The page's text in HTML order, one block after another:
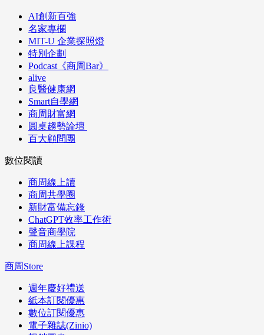
AI創新百強
名家專欄
MIT-U 企業探照燈
特別企劃
Podcast《商周Bar》
alive
良醫健康網
Smart自學網
商周財富網
圓桌趨勢論壇
百大顧問團
數位閱讀
商周線上讀
商周共學圈
新財富備忘錄
ChatGPT效率工作術
聲音商學院
商周線上課程
商周Store
週年慶好禮送
紙本訂閱優惠
數位訂閱優惠
電子雜誌(Zinio)